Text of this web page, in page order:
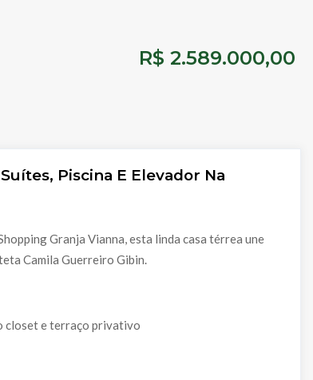
R$ 2.589.000,00
Piscina E Elevador Na
Granja Vianna, esta linda casa térrea une
Camila Guerreiro Gibin.
closet e terraço privativo